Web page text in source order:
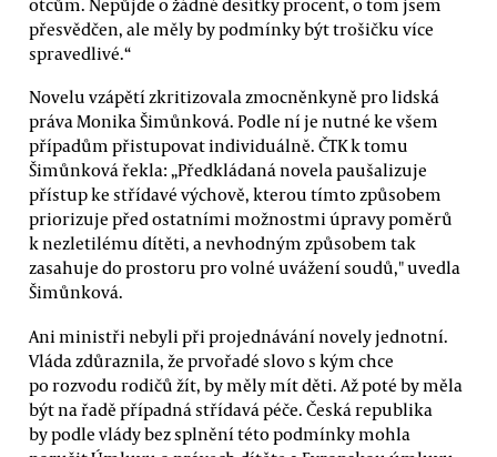
přesvědčen, ale měly by podmínky být trošičku více
spravedlivé.“
Novelu vzápětí zkritizovala zmocněnkyně pro lidská
práva Monika Šimůnková. Podle ní je nutné ke všem
případům přistupovat individuálně. ČTK k tomu
Šimůnková řekla: „Předkládaná novela paušalizuje
přístup ke střídavé výchově, kterou tímto způsobem
priorizuje před ostatními možnostmi úpravy poměrů
k nezletilému dítěti, a nevhodným způsobem tak
zasahuje do prostoru pro volné uvážení soudů," uvedla
Šimůnková.
Ani ministři nebyli při projednávání novely jednotní.
Vláda zdůraznila, že prvořadé slovo s kým chce
po rozvodu rodičů žít, by měly mít děti. Až poté by měla
být na řadě případná střídavá péče. Česká republika
by podle vlády bez splnění této podmínky mohla